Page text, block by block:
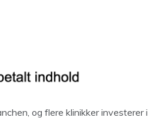
og flere klinikker investerer i